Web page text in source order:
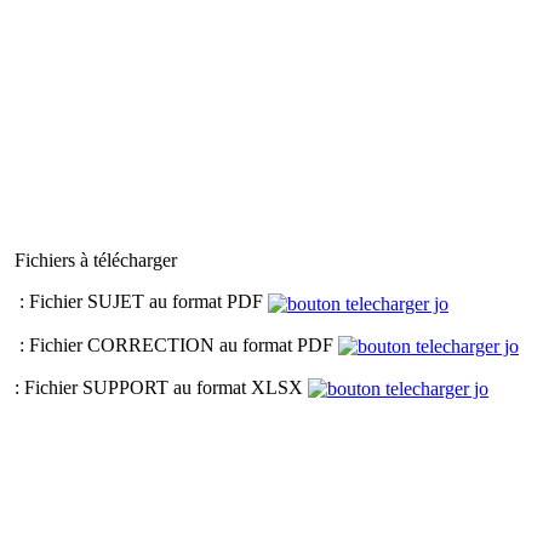
Fichiers à télécharger
: Fichier SUJET au format PDF
: Fichier CORRECTION au format PDF
: Fichier SUPPORT au format XLSX